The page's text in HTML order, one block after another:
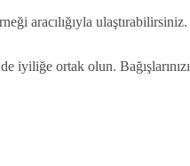
aracılığıyla ulaştırabilirsiniz.
iyiliğe ortak olun. Bağışlarınızı